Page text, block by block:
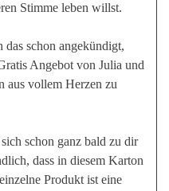
Stimme leben willst.
schon angekündigt,
Angebot von Julia und
aus vollem Herzen zu
schon ganz bald zu dir
dass in diesem Karton
Produkt ist eine